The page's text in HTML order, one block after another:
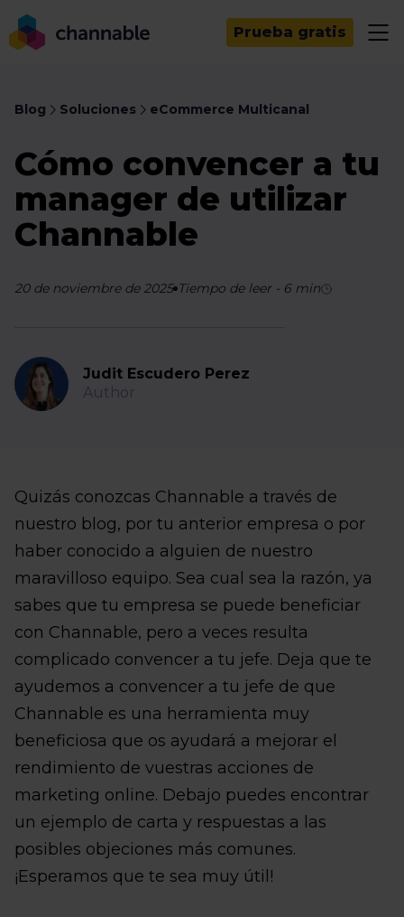
Prueba gratis
Blog Soluciones eCommerce Multicanal
Cómo convencer a tu
manager de utilizar
Channable
20 de noviembre de 2025 Tiempo de leer- 6 min
Judit Escudero Perez
Author
Quizás conozcas Channable a través de
nuestro blog, por tu anterior empresa o por
haber conocido a alguien de nuestro
maravilloso equipo. Sea cual sea la razón, ya
sabes que tu empresa se puede beneficiar
con Channable, pero a veces resulta
complicado convencer a tu jefe. Deja que te
ayudemos a convencer a tu jefe de que
Channable es una herramienta muy
beneficiosa que os ayudará a mejorar el
rendimiento de vuestras acciones de
marketing online. Debajo puedes encontrar
un ejemplo de carta y respuestas a las
posibles objeciones más comunes.
¡Esperamos que te sea muy útil!